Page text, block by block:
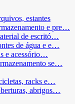
estantes
e pre…
de escritó…
de água e e…
e acessório…
se…
racks e…
abrigos…